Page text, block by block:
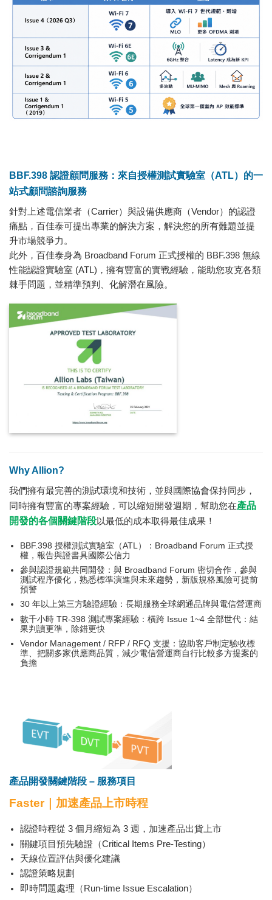
BBF.398 認證顧問服務：來自授權測試實驗室（ATL）的一
站式顧問諮詢服務
針對上述電信業者（Carrier）與設備供應商（Vendor）的認證
痛點，百佳泰可提出專業的解決方案，解決您的所有難題並提
升市場競爭力。
此外，百佳泰身為 Broadband Forum 正式授權的 BBF.398 無線
性能認證實驗室 (ATL)，擁有豐富的實戰經驗，能助您攻克各類
棘手問題，並精準預判、化解潛在風險。
Why Allion?
我們擁有最完善的測試環境和技術，並與國際協會保持同步，
同時擁有豐富的專案經驗，可以縮短開發週期，幫助您在產品
開發的各個關鍵階段以最低的成本取得最佳成果！
BBF.398 授權測試實驗室（ATL）：Broadband Forum 正式授
權，報告與證書具國際公信力
參與認證規範共同開發：與 Broadband Forum 密切合作，參與
測試程序優化，熟悉標準演進與未來趨勢，新版規格風險可提前
預警
30 年以上第三方驗證經驗：長期服務全球網通品牌與電信營運商
數千小時 TR-398 測試專案經驗：橫跨 Issue 1~4 全部世代：結
果判讀更準，除錯更快
Vendor Management / RFP / RFQ 支援：協助客戶制定驗收標
準、把關多家供應商品質，減少電信營運商自行比較多方提案的
負擔
產品開發關鍵階段 – 服務項目
Faster｜ 加速產品上市時程
認證時程從 3 個月縮短為 3 週，加速產品出貨上市
關鍵項目預先驗證（Critical Items Pre-Testing）
天線位置評估與優化建議
認證策略規劃
即時問題處理（Run-time Issue Escalation）